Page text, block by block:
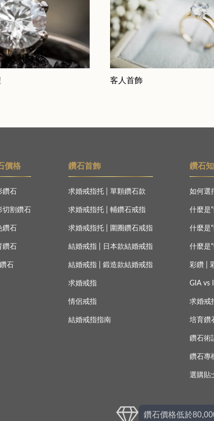
鑽石價格低於
客人首飾
價格
鑽石
切割鑽石
鑽石
鑽石
石
鑽石首飾
求婚戒指托 單顆鑽石款
求婚戒指托 輔鑽石戒指
求婚戒指托 圍圈鑽石戒指
結婚戒指 日本款結婚戒指
結婚戒指 鍛造款結婚戒指
求婚戒指
情侶戒指
結婚戒指指南
鑽石
如何選
什麼是
什麼是
什麼是
彩鑽 |
GIA vs
求婚戒
培育鑽
鑽石術
鑽石專
選購貼